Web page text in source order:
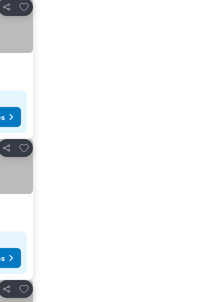
Compartir
Agregar a favoritos
Compartir
Agregar a favoritos
Compartir
Agregar a favoritos